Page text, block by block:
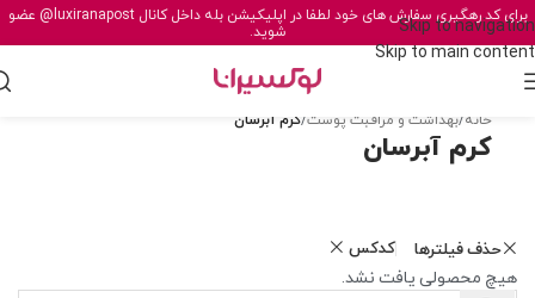
Skip to navigation
Skip to main content
برای کد رهگیری سفارش های خود لطفا در اپلیکیشن بله داخل کانال@luxiranapost عضو
شوید.
خانه/بهداشت و مراقبت پوست/کرم آبرسان
کرم آبرسان
حذف فیلترها کدکس
هیچ محصولی یافت نشد.